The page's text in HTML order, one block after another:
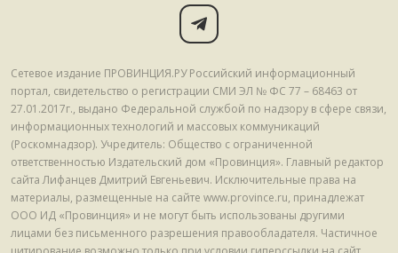
Сетевое издание ПРОВИНЦИЯ.РУ Российский информационный
портал, свидетельство о регистрации СМИ ЭЛ № ФС 77 – 68463 от
27.01.2017г., выдано Федеральной службой по надзору в сфере связи,
информационных технологий и массовых коммуникаций
(Роскомнадзор). Учредитель: Общество с ограниченной
ответственностью Издательский дом «Провинция». Главный редактор
сайта Лифанцев Дмитрий Евгеньевич. Исключительные права на
материалы, размещенные на сайте www.province.ru, принадлежат
ООО ИД «Провинция» и не могут быть использованы другими
лицами без письменного разрешения правообладателя. Частичное